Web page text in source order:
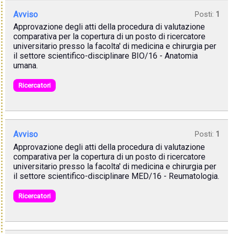
Avviso Posti: 1
Approvazione degli atti della procedura di valutazione
comparativa per la copertura di un posto di ricercatore
universitario presso la facolta' di medicina e chirurgia per
il settore scientifico-disciplinare BIO/16 - Anatomia
umana.
Ricercatori
Avviso Posti: 1
Approvazione degli atti della procedura di valutazione
comparativa per la copertura di un posto di ricercatore
universitario presso la facolta' di medicina e chirurgia per
il settore scientifico-disciplinare MED/16 - Reumatologia.
Ricercatori